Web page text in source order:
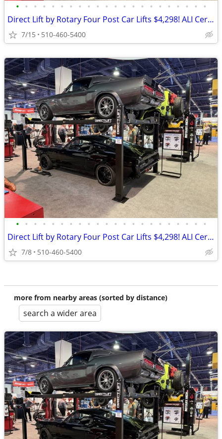
• • • • • • • • • • • • • • • • • • • • • •
Direct Lift by Rotary Four Post Car Lifts $4,298! ALI Certified!
7/15 510-460-5400
• • • • • • • • • • • • • • • • • • • • • •
Direct Lift by Rotary Four Post Car Lifts $4,298! ALI Certified!
7/8 510-460-5400
more from nearby areas (sorted by distance)
search a wider area